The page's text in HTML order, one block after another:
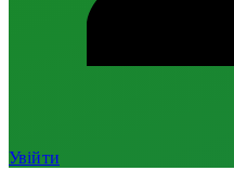
Увійти